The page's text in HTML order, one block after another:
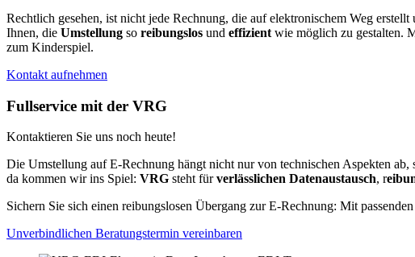
Rechtlich gesehen, ist nicht jede Rechnung, die auf elektronischem Weg
Ihnen, die Umstellung so reibungslos und effizient wie möglich zu gestalten.
zum Kinderspiel.
Kontakt aufnehmen
Fullservice mit der VRG
Kontaktieren Sie uns noch heute!
Die Umstellung auf E-Rechnung hängt nicht nur von technischen Aspekten ab,
da kommen wir ins Spiel: VRG steht fürverlässlichen Datenaustausch, r
Sichern Sie sich einen reibungslosen Übergang zur E-Rechnung: Mit passenden
Unverbindlichen Beratungstermin vereinbaren